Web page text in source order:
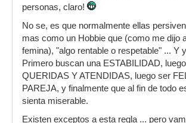
personas, claro!
No se, es que normalmente ellas
mas como un Hobbie que (como me dijo
femina), "algo rentable o respetable" ... Y
Primero buscan una ESTABILIDAD,
QUERIDAS Y ATENDIDAS, luego ser
PAREJA, y finalmente que al fin de todo
sienta miserable.
Existen exceptos a esta regla ... pero